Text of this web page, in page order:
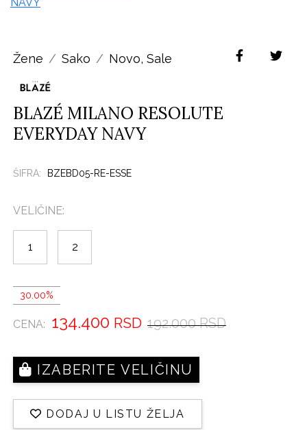
Žene Sako Novo, Sale
BLAZÉ MILANO RESOLUTE
EVERYDAY NAVY
ŠIFRA: BZEBD05-RE-ESSE
VELIČINE:
1 2
30.00%
CENA: 134.400 RSD 192.000 RSD
IZABERITE VELIČINU
DODAJ U LISTU ŽELJA